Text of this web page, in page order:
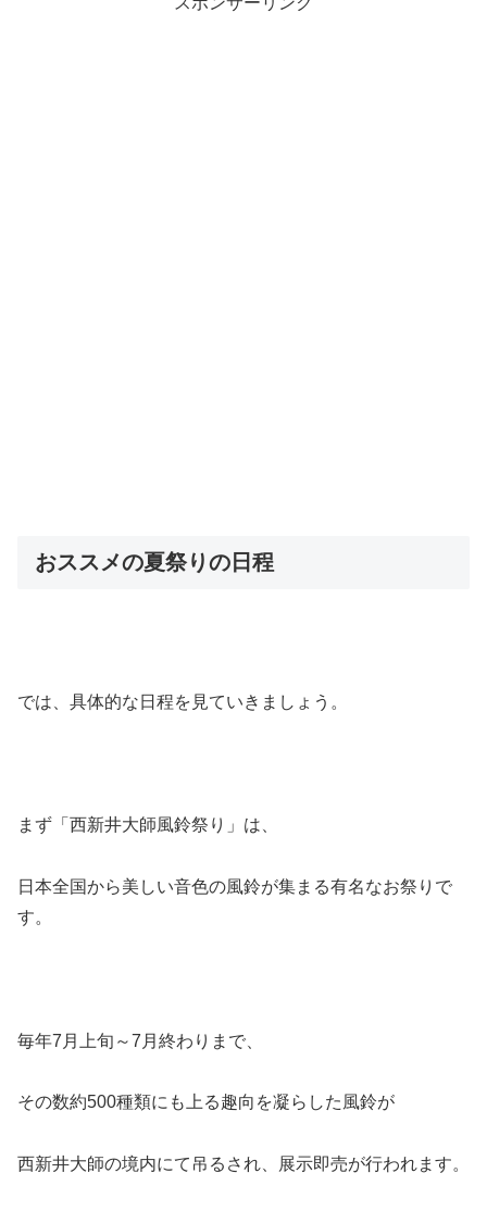
おススメの夏祭りの日程
では、具体的な日程を見ていきましょう。
まず 「西新井大師風鈴祭り」 は、
日本全国から美しい音色の風鈴が集まる有名なお祭りで
す。
毎年7月上旬～7月終わり まで、
その数約500種類にも上る趣向を凝らした風鈴が
西新井大師の境内にて吊るされ、展示即売が行われます。